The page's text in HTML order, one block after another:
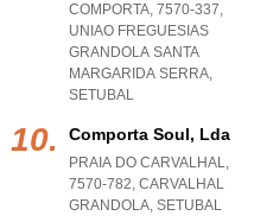
COMPORTA, 7570-337,
UNIAO FREGUESIAS
GRANDOLA SANTA
MARGARIDA SERRA,
SETUBAL
Comporta Soul, Lda
PRAIA DO CARVALHAL,
7570-782, CARVALHAL
GRANDOLA, SETUBAL